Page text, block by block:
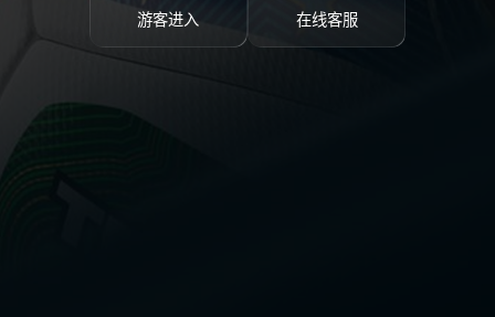
游客进入 在线客服